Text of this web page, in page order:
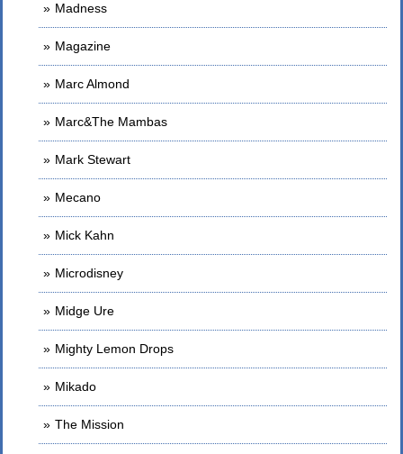
Madness
Magazine
Marc Almond
Marc&The Mambas
Mark Stewart
Mecano
Mick Kahn
Microdisney
Midge Ure
Mighty Lemon Drops
Mikado
The Mission